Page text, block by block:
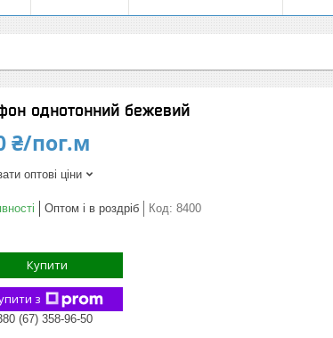
однотонний бежевий
₴/пог.м
оптові ціни
Оптом і в роздріб Код: 8400
Купити
з
(67) 358-96-50